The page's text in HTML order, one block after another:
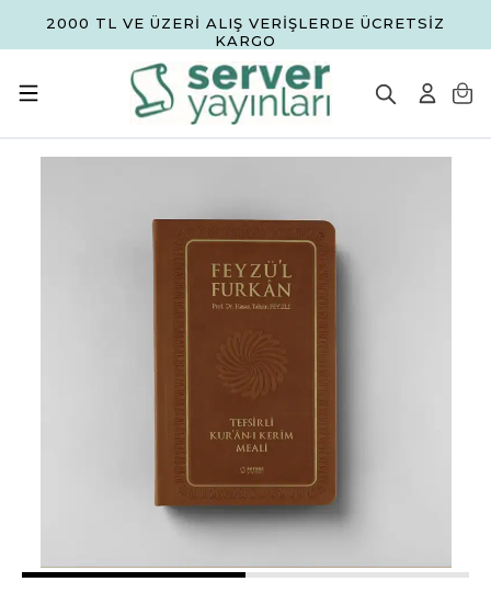
2000 TL VE ÜZERİ ALIŞ VERİŞLERDE ÜCRETSİZ
KARGO
1 2